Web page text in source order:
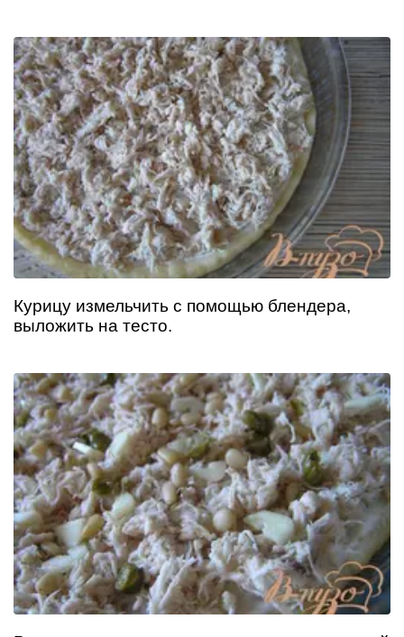
Курицу измельчить с помощью блендера,
выложить на тесто.